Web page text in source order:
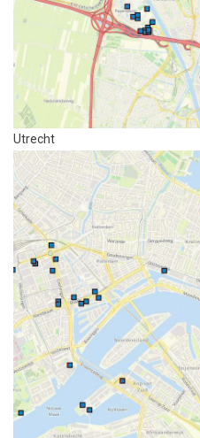
Utrecht